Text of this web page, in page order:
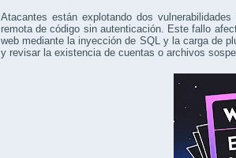
Atacantes están explotando dos
remota de código sin autenticación. Este fallo
web mediante la inyección de SQL y la carga de
y revisar la existencia de cuentas o archivos